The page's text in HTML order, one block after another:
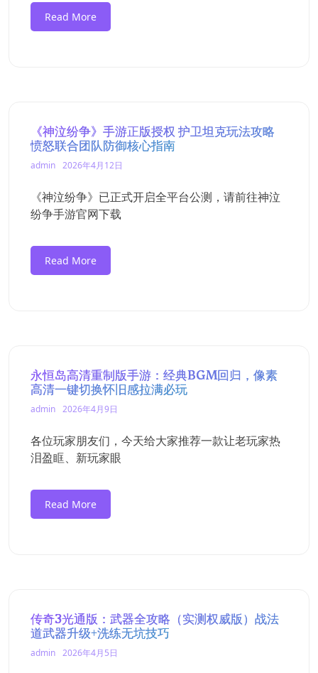
Read More
《神泣纷争》手游正版授权 护卫坦克玩法攻略
愤怒联合团队防御核心指南
admin 2026年4月12日
《神泣纷争》已正式开启全平台公测，请前往神泣
纷争手游官网下载
Read More
永恒岛高清重制版手游：经典BGM回归，像素
高清一键切换怀旧感拉满必玩
admin 2026年4月9日
各位玩家朋友们，今天给大家推荐一款让老玩家热
泪盈眶、新玩家眼
Read More
传奇3光通版：武器全攻略（实测权威版）战法
道武器升级+洗练无坑技巧
admin 2026年4月5日